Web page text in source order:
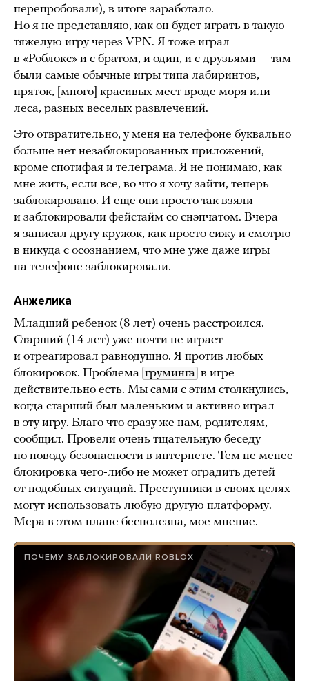
перепробовали), в итоге заработало.
Но я не представляю, как он будет играть в такую
тяжелую игру через VPN. Я тоже играл
в «Роблокс» и с братом, и один, и с друзьями — там
были самые обычные игры типа лабиринтов,
пряток, [много] красивых мест вроде моря или
леса, разных веселых развлечений.
Это отвратительно, у меня на телефоне буквально
больше нет незаблокированных приложений,
кроме спотифая и телеграма. Я не понимаю, как
мне жить, если все, во что я хочу зайти, теперь
заблокировано. И еще они просто так взяли
и заблокировали фейстайм со снэпчатом. Вчера
я записал другу кружок, как просто сижу и смотрю
в никуда с осознанием, что мне уже даже игры
на телефоне заблокировали.
Анжелика
Младший ребенок (8 лет) очень расстроился.
Старший (14 лет) уже почти не играет
и отреагировал равнодушно. Я против любых
блокировок. Проблема груминга в игре
действительно есть. Мы сами с этим столкнулись,
когда старший был маленьким и активно играл
в эту игру. Благо что сразу же нам, родителям,
сообщил. Провели очень тщательную беседу
по поводу безопасности в интернете. Тем не менее
блокировка чего-либо не может оградить детей
от подобных ситуаций. Преступники в своих целях
могут использовать любую другую платформу.
Мера в этом плане бесполезна, мое мнение.
ПОЧЕМУ ЗАБЛОКИРОВАЛИ ROBLOX